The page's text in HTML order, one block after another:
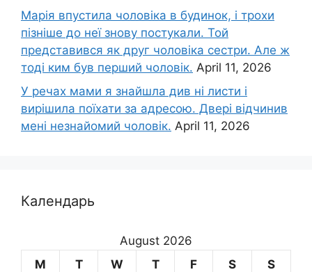
Марія впустила чоловіка в будинок, і трохи
пізніше до неї знову постукали. Той
представився як друг чоловіка сестри. Але ж
тоді ким був перший чоловік. April 11, 2026
У речах мами я знайшла див ні листи і
вирішила поїхати за адресою. Двері відчинив
мені незнайомий чоловік. April 11, 2026
Календарь
August 2026
M
T W T F S S